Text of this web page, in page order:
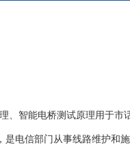
、智能电桥测试原理用于市
电信部门从事线路维护和